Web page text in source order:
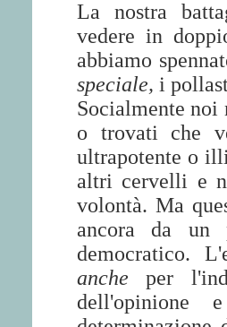
La nostra
vedere in
abbiamo
speciale, i
Socialmente noi
o trovati che
ultrapotente o
altri cervelli e
volontà. Ma
ancora da un
democratico.
anche per
dell'opinione